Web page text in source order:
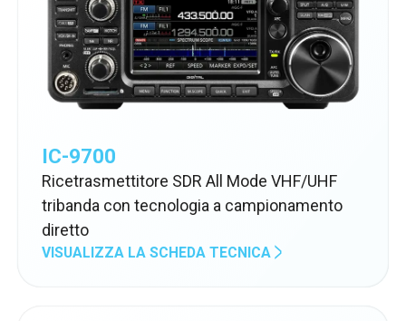
IC-9700
Ricetrasmettitore SDR All Mode VHF/UHF
tribanda con tecnologia a campionamento
diretto
VISUALIZZA LA SCHEDA TECNICA